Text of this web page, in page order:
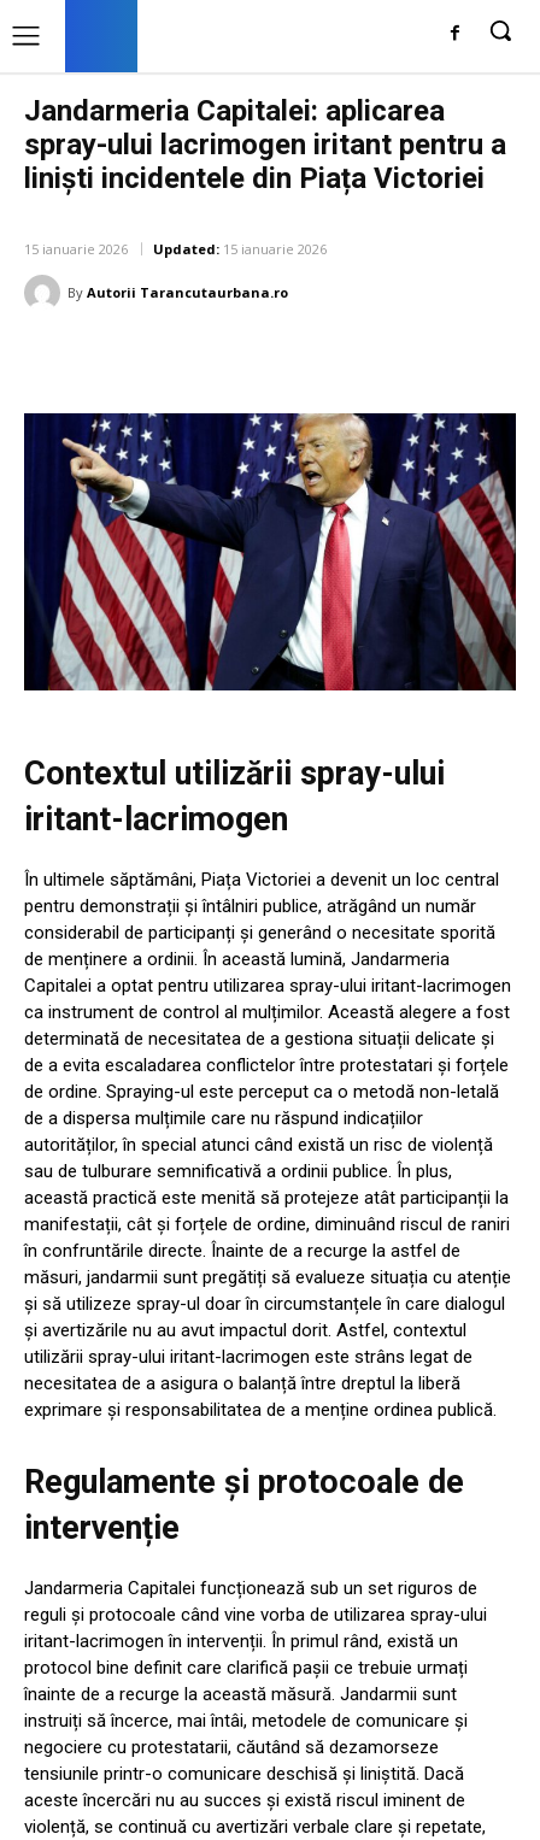
Jandarmeria Capitalei: aplicarea
spray-ului lacrimogen iritant pentru a
liniști incidentele din Piața Victoriei
15 ianuarie 2026 Updated: 15 ianuarie 2026
By Autorii Tarancutaurbana.ro
Contextul utilizării spray-ului
iritant-lacrimogen
În ultimele săptămâni, Piața Victoriei a devenit un loc central
pentru demonstrații și întâlniri publice, atrăgând un număr
considerabil de participanți și generând o necesitate sporită
de menținere a ordinii. În această lumină, Jandarmeria
Capitalei a optat pentru utilizarea spray-ului iritant-lacrimogen
ca instrument de control al mulțimilor. Această alegere a fost
determinată de necesitatea de a gestiona situații delicate și
de a evita escaladarea conflictelor între protestatari și forțele
de ordine. Spraying-ul este perceput ca o metodă non-letală
de a dispersa mulțimile care nu răspund indicațiilor
autorităților, în special atunci când există un risc de violență
sau de tulburare semnificativă a ordinii publice. În plus,
această practică este menită să protejeze atât participanții la
manifestații, cât și forțele de ordine, diminuând riscul de raniri
în confruntările directe. Înainte de a recurge la astfel de
măsuri, jandarmii sunt pregătiți să evalueze situația cu atenție
și să utilizeze spray-ul doar în circumstanțele în care dialogul
și avertizările nu au avut impactul dorit. Astfel, contextul
utilizării spray-ului iritant-lacrimogen este strâns legat de
necesitatea de a asigura o balanță între dreptul la liberă
exprimare și responsabilitatea de a menține ordinea publică.
Regulamente și protocoale de
intervenție
Jandarmeria Capitalei funcționează sub un set riguros de
reguli și protocoale când vine vorba de utilizarea spray-ului
iritant-lacrimogen în intervenții. În primul rând, există un
protocol bine definit care clarifică pașii ce trebuie urmați
înainte de a recurge la această măsură. Jandarmii sunt
instruiți să încerce, mai întâi, metodele de comunicare și
negociere cu protestatarii, căutând să dezamorseze
tensiunile printr-o comunicare deschisă și liniștită. Dacă
aceste încercări nu au succes și există riscul iminent de
violență, se continuă cu avertizări verbale clare și repetate,